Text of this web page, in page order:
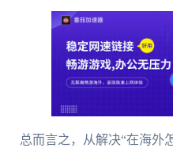
总而言之，从解决“在海外